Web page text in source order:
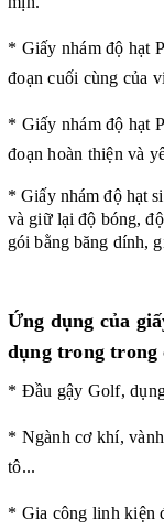
* Giấy nhám độ hạt
đoạn cuối cùng của
* Giấy nhám độ hạt
đoạn hoàn thiện và
* Giấy nhám độ hạt
và giữ lại độ bóng, độ
gói bằng băng dính,
Ứng dụng của
dụng trong trong
* Đầu gậy Golf,
* Ngành cơ khí,
tô...
* Gia công linh kiện